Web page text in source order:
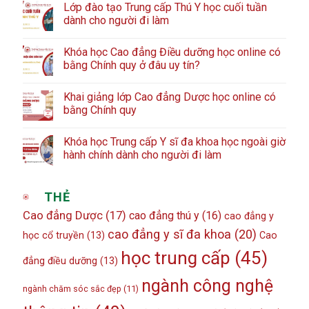
Lớp đào tạo Trung cấp Thú Y học cuối tuần
dành cho người đi làm
Khóa học Cao đẳng Điều dưỡng học online có
bằng Chính quy ở đâu uy tín?
Khai giảng lớp Cao đẳng Dược học online có
bằng Chính quy
Khóa học Trung cấp Y sĩ đa khoa học ngoài giờ
hành chính dành cho người đi làm
THẺ
Cao đẳng Dược(17) cao đẳng thú y(16) cao đẳng y
học cổ truyền (13) cao đẳng y sĩ đa khoa (20) Cao
đẳng điều dưỡng (13) học trung cấp (45)
ngành chăm sóc sắc đẹp (11) ngành công nghệ